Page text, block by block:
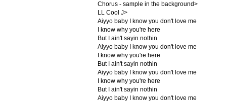
Chorus - sample in the background>
LL Cool J>
Aiyyo baby I know you don't love me
I know why you're here
But I ain't sayin nothin
Aiyyo baby I know you don't love me
I know why you're here
But I ain't sayin nothin
Aiyyo baby I know you don't love me
I know why you're here
But I ain't sayin nothin
Aiyyo baby I know you don't love me